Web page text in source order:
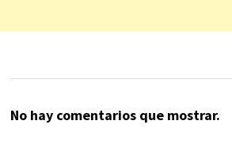
No hay comentarios que mostrar.